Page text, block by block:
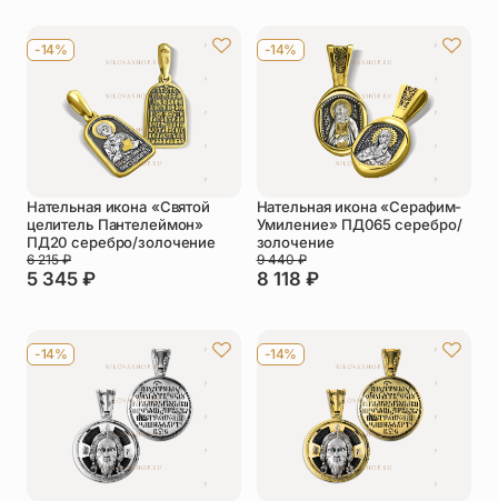
святых
Упаковка
Чётки
Шнурки на
Другое
-14%
Нательная икона «Святой
целитель Пантелеймон»
ПД20 серебро/золочение
5 345 ₽
6 215₽
-14%
Нательная икона «Серафим-
Умиление» ПД065 серебро/
золочение
8 118 ₽
9 440₽
-14% -14%